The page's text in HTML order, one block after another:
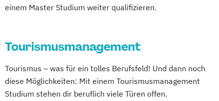
einem Master Studium weiter qualifizieren.
Tourismusmanagement
Tourismus – was für ein tolles Berufsfeld! Und dann noch
diese Möglichkeiten: Mit einem Tourismusmanagement
Studium stehen dir beruflich viele Türen offen.